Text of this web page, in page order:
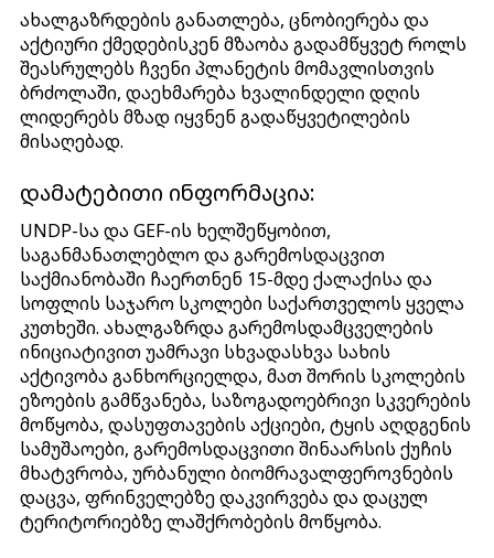
ახალგაზრდების განათლება, ცნობიერება და
აქტიური ქმედებისკენ მზაობა გადამწყვეტ როლს
შეასრულებს ჩვენი პლანეტის მომავლისთვის
ბრძოლაში, დაეხმარება ხვალინდელი დღის
ლიდერებს მზად იყვნენ გადაწყვეტილების
მისაღებად.
დამატებითი ინფორმაცია:
UNDP-სა და GEF-ის ხელშეწყობით,
საგანმანათლებლო და გარემოსდაცვით
საქმიანობაში ჩაერთნენ 15-მდე ქალაქისა და
სოფლის საჯარო სკოლები საქართველოს ყველა
კუთხეში. ახალგაზრდა გარემოსდამცველების
ინიციატივით უამრავი სხვადასხვა სახის
აქტივობა განხორციელდა, მათ შორის სკოლების
ეზოების გამწვანება, საზოგადოებრივი სკვერების
მოწყობა, დასუფთავების აქციები, ტყის აღდგენის
სამუშაოები, გარემოსდაცვითი შინაარსის ქუჩის
მხატვრობა, ურბანული ბიომრავალფეროვნების
დაცვა, ფრინველებზე დაკვირვება და დაცულ
ტერიტორიებზე ლაშქრობების მოწყობა.